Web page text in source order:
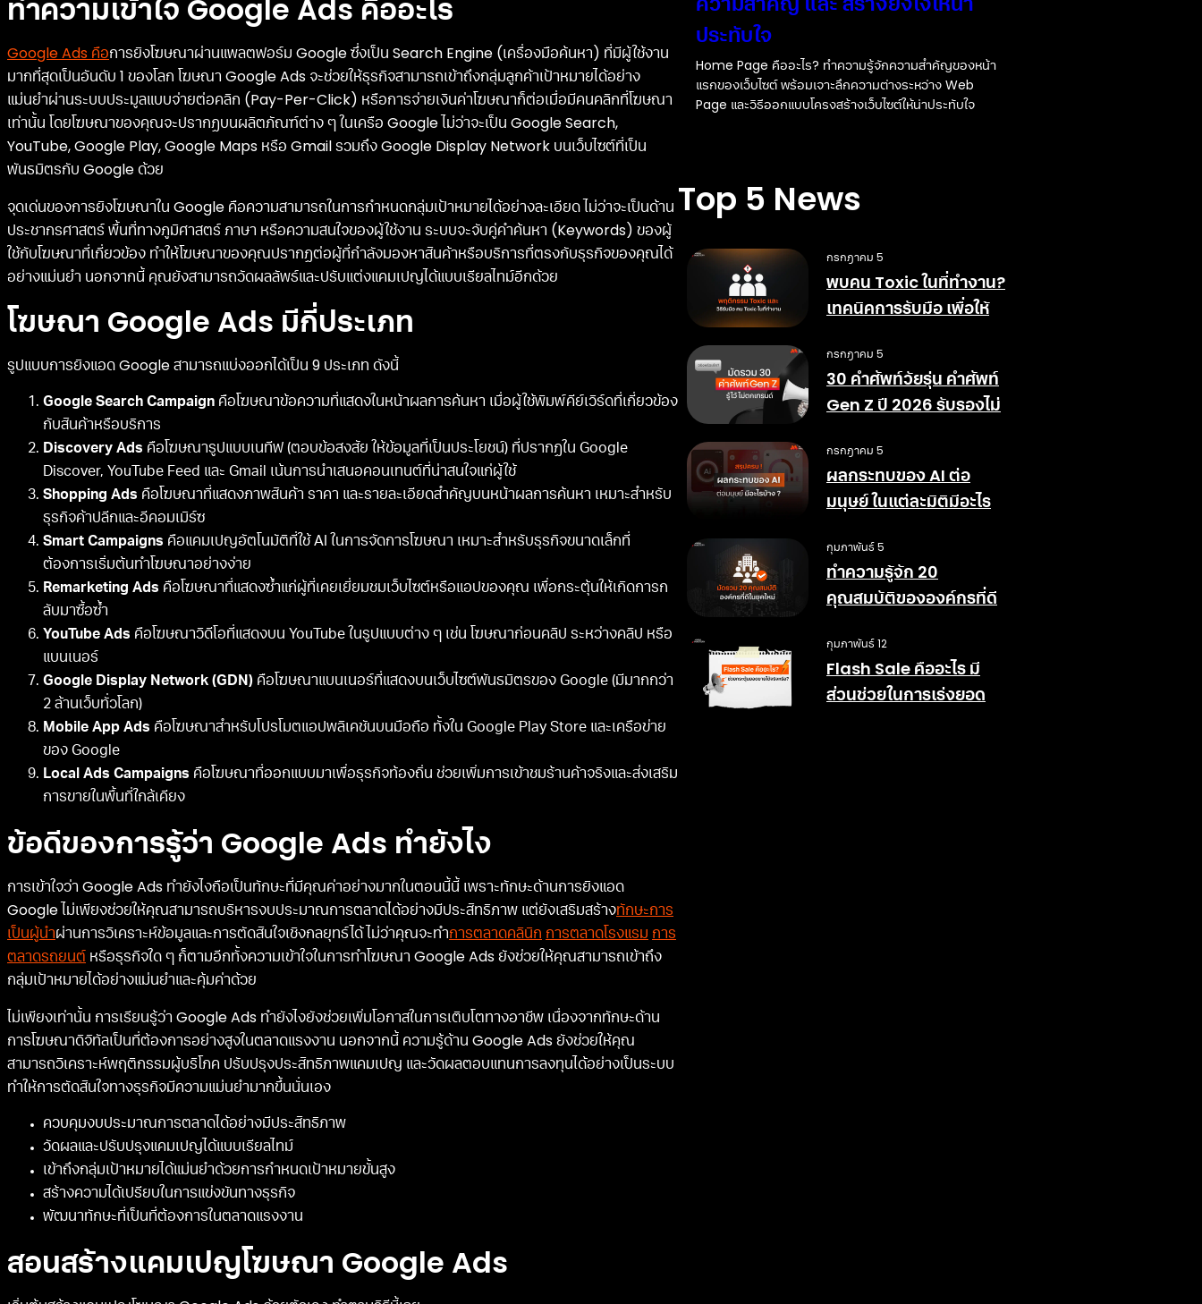
ทำความเข้าใจ Google Ads คืออะไร
Google Ads คือการยิงโฆษณาผ่านแพลตฟอร์ม Google ซึ่งเป็น Search Engine (เครื่องมือค้นหา) ที่มีผู้ใช้งาน
มากที่สุดเป็นอันดับ 1 ของโลก โฆษณา Google Ads จะช่วยให้ธุรกิจสามารถเข้าถึงกลุ่มลูกค้าเป้าหมายได้อย่าง
แม่นยำผ่านระบบประมูลแบบจ่ายต่อคลิก (Pay-Per-Click) หรือการจ่ายเงินค่าโฆษณาก็ต่อเมื่อมีคนคลิกที่โฆษณา
เท่านั้น โดยโฆษณาของคุณจะปรากฏบนผลิตภัณฑ์ต่าง ๆ ในเครือ Google ไม่ว่าจะเป็น Google Search,
YouTube, Google Play, Google Maps หรือ Gmail รวมถึง Google Display Network บนเว็บไซต์ที่เป็น
พันธมิตรกับ Google ด้วย
จุดเด่นของการยิงโฆษณาใน Google คือความสามารถในการกำหนดกลุ่มเป้าหมายได้อย่างละเอียด ไม่ว่าจะเป็นด้าน
ประชากรศาสตร์ พื้นที่ทางภูมิศาสตร์ ภาษา หรือความสนใจของผู้ใช้งาน ระบบจะจับคู่คำค้นหา (Keywords) ของผู้
ใช้กับโฆษณาที่เกี่ยวข้อง ทำให้โฆษณาของคุณปรากฏต่อผู้ที่กำลังมองหาสินค้าหรือบริการที่ตรงกับธุรกิจของคุณได้
อย่างแม่นยำ นอกจากนี้ คุณยังสามารถวัดผลลัพธ์และปรับแต่งแคมเปญได้แบบเรียลไทม์อีกด้วย
โฆษณา Google Ads มีกี่ประเภท
รูปแบบการยิงแอด Google สามารถแบ่งออกได้เป็น 9 ประเภท ดังนี้
Google Search Campaign คือโฆษณาข้อความที่แสดงในหน้าผลการค้นหา เมื่อผู้ใช้พิมพ์คีย์เวิร์ดที่เกี่ยวข้อง
กับสินค้าหรือบริการ
Discovery Ads คือโฆษณารูปแบบเนทีฟ (ตอบข้อสงสัย ให้ข้อมูลที่เป็นประโยชน์) ที่ปรากฏใน Google
Discover, YouTube Feed และ Gmail เน้นการนำเสนอคอนเทนต์ที่น่าสนใจแก่ผู้ใช้
Shopping Ads คือโฆษณาที่แสดงภาพสินค้า ราคา และรายละเอียดสำคัญบนหน้าผลการค้นหา เหมาะสำหรับ
ธุรกิจค้าปลีกและอีคอมเมิร์ซ
Smart Campaigns คือแคมเปญอัตโนมัติที่ใช้ AI ในการจัดการโฆษณา เหมาะสำหรับธุรกิจขนาดเล็กที่
ต้องการเริ่มต้นทำโฆษณาอย่างง่าย
Remarketing Ads คือโฆษณาที่แสดงซ้ำแก่ผู้ที่เคยเยี่ยมชมเว็บไซต์หรือแอปของคุณ เพื่อกระตุ้นให้เกิดการก
ลับมาซื้อซ้ำ
YouTube Ads คือโฆษณาวิดีโอที่แสดงบน YouTube ในรูปแบบต่าง ๆ เช่น โฆษณาก่อนคลิป ระหว่างคลิป หรือ
แบนเนอร์
Google Display Network (GDN) คือโฆษณาแบนเนอร์ที่แสดงบนเว็บไซต์พันธมิตรของ Google (มีมากกว่า
2 ล้านเว็บทั่วโลก)
Mobile App Ads คือโฆษณาสำหรับโปรโมตแอปพลิเคชันบนมือถือ ทั้งใน Google Play Store และเครือข่าย
ของ Google
Local Ads Campaigns คือโฆษณาที่ออกแบบมาเพื่อธุรกิจท้องถิ่น ช่วยเพิ่มการเข้าชมร้านค้าจริงและส่งเสริม
การขายในพื้นที่ใกล้เคียง
ข้อดีของการรู้ว่า Google Ads ทำยังไง
การเข้าใจว่า Google Ads ทำยังไงถือเป็นทักษะที่มีคุณค่าอย่างมากในตอนนี้นี้ เพราะทักษะด้านการยิงแอด
Google ไม่เพียงช่วยให้คุณสามารถบริหารงบประมาณการตลาดได้อย่างมีประสิทธิภาพ แต่ยังเสริมสร้างทักษะการ
เป็นผู้นำผ่านการวิเคราะห์ข้อมูลและการตัดสินใจเชิงกลยุทธ์ได้ ไม่ว่าคุณจะทำการตลาดคลินิก การตลาดโรงแรม การ
ตลาดรถยนต์ หรือธุรกิจใด ๆ ก็ตามอีกทั้งความเข้าใจในการทำโฆษณา Google Ads ยังช่วยให้คุณสามารถเข้าถึง
กลุ่มเป้าหมายได้อย่างแม่นยำและคุ้มค่าด้วย
ไม่เพียงเท่านั้น การเรียนรู้ว่า Google Ads ทำยังไงยังช่วยเพิ่มโอกาสในการเติบโตทางอาชีพ เนื่องจากทักษะด้าน
การโฆษณาดิจิทัลเป็นที่ต้องการอย่างสูงในตลาดแรงงาน นอกจากนี้ ความรู้ด้าน Google Ads ยังช่วยให้คุณ
สามารถวิเคราะห์พฤติกรรมผู้บริโภค ปรับปรุงประสิทธิภาพแคมเปญ และวัดผลตอบแทนการลงทุนได้อย่างเป็นระบบ
ทำให้การตัดสินใจทางธุรกิจมีความแม่นยำมากขึ้นนั่นเอง
ควบคุมงบประมาณการตลาดได้อย่างมีประสิทธิภาพ
วัดผลและปรับปรุงแคมเปญได้แบบเรียลไทม์
เข้าถึงกลุ่มเป้าหมายได้แม่นยำด้วยการกำหนดเป้าหมายขั้นสูง
สร้างความได้เปรียบในการแข่งขันทางธุรกิจ
พัฒนาทักษะที่เป็นที่ต้องการในตลาดแรงงาน
สอนสร้างแคมเปญโฆษณา Google Ads
ประทับใจ
Home Page คืออะไร? ทำความรู้จักความสำคัญของหน้า
แรกของเว็บไซต์ พร้อมเจาะลึกความต่างระหว่าง Web
Page และวิธีออกแบบโครงสร้างเว็บไซต์ให้น่าประทับใจ
Top 5 News
กรกฎาคม 5
พบคน Toxic ในที่ทำงาน?
เทคนิคการรับมือ เพื่อให้
กรกฎาคม 5
30 คำศัพท์วัยรุ่น คำศัพท์
Gen Z ปี 2026 รับรองไม่
กรกฎาคม 5
ผลกระทบของ AI ต่อ
มนุษย์ ในแต่ละมิติมีอะไร
กุมภาพันธ์ 5
ทำความรู้จัก 20
คุณสมบัติขององค์กรที่ดี
กุมภาพันธ์ 12
Flash Sale คืออะไร มี
ส่วนช่วยในการเร่งยอด